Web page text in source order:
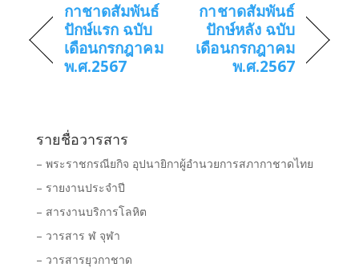
กาชาดสัมพันธ์
ปักษ์แรก ฉบับ
เดือนกรกฎาคม
พ.ศ.2567
กาชาดสัมพันธ์
ปักษ์หลัง ฉบับ
เดือนกรกฎาคม
พ.ศ.2567
รายชื่อวารสาร
– พระราชกรณียกิจ อุปนายิกาผู้อำนวยการสภากาชาดไทย
– รายงานประจำปี
– สารงานบริการโลหิต
– วารสาร ฬ จุฬา
– วารสารยุวกาชาด